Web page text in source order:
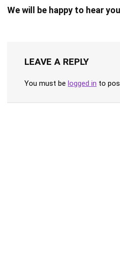
We will be happy to hear
LEAVE A REPLY
You must be logged in to